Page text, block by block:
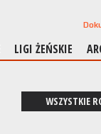
LIGI ŻEŃSKIE
WSZYSTKIE